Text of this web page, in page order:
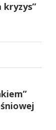
kryzys”